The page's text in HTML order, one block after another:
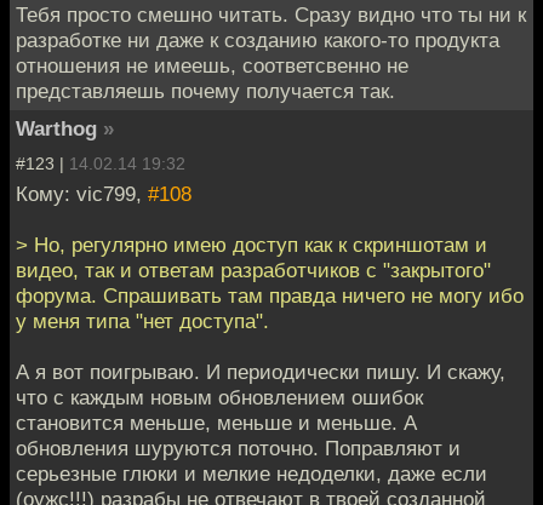
Тебя просто смешно читать. Сразу видно что ты ни к
разработке ни даже к созданию какого-то продукта
отношения не имеешь, соответсвенно не
представляешь почему получается так.
Warthog »
#123 | 14.02.14 19:32
Кому: vic799, #108
> Но, регулярно имею доступ как к скриншотам и
видео, так и ответам разработчиков с "закрытого"
форума. Спрашивать там правда ничего не могу ибо
у меня типа "нет доступа".
А я вот поигрываю. И периодически пишу. И скажу,
что с каждым новым обновлением ошибок
становится меньше, меньше и меньше. А
обновления шуруются поточно. Поправляют и
серьезные глюки и мелкие недоделки, даже если
(оужс!!!) разрабы не отвечают в твоей созданной